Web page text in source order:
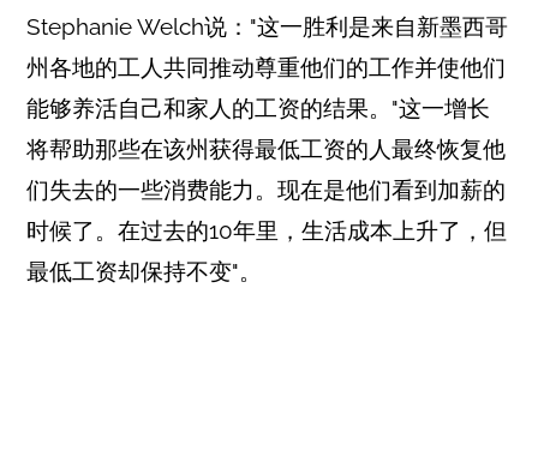
Stephanie Welch说："这一胜利是来自新墨西哥
州各地的工人共同推动尊重他们的工作并使他们
能够养活自己和家人的工资的结果。"这一增长
将帮助那些在该州获得最低工资的人最终恢复他
们失去的一些消费能力。现在是他们看到加薪的
时候了。在过去的10年里，生活成本上升了，但
最低工资却保持不变"。